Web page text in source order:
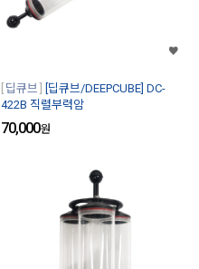
딥큐브
[딥큐브/DEEPCUBE] DC-
422B 직렬부력암
70,000원